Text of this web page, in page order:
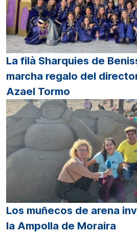
La filà Sharquies de
marcha regalo del
Azael Tormo
Los muñecos de arena
la Ampolla de Moraira